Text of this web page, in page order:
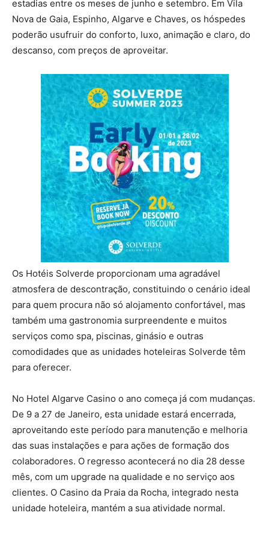
estadias entre os meses de junho e setembro. Em Vila
Nova de Gaia, Espinho, Algarve e Chaves, os hóspedes
poderão usufruir do conforto, luxo, animação e claro, do
descanso, com preços de aproveitar.
Os Hotéis Solverde proporcionam uma agradável
atmosfera de descontração, constituindo o cenário ideal
para quem procura não só alojamento confortável, mas
também uma gastronomia surpreendente e muitos
serviços como spa, piscinas, ginásio e outras
comodidades que as unidades hoteleiras Solverde têm
para oferecer.
No Hotel Algarve Casino o ano começa já com mudanças.
De 9 a 27 de Janeiro, esta unidade estará encerrada,
aproveitando este período para manutenção e melhoria
das suas instalações e para ações de formação dos
colaboradores. O regresso acontecerá no dia 28 desse
mês, com um upgrade na qualidade e no serviço aos
clientes. O Casino da Praia da Rocha, integrado nesta
unidade hoteleira, mantém a sua atividade normal.